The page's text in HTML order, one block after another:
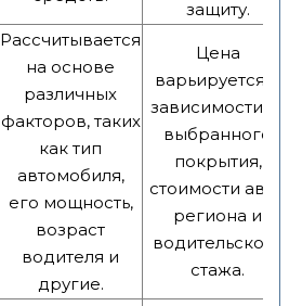
защиту.
Рассчитывается
на основе
различных
факторов, таких
как тип
автомобиля,
его мощность,
возраст
водителя и
другие.
Цена
варьируется в
зависимости от
выбранного
покрытия,
стоимости авто,
региона и
водительского
стажа.